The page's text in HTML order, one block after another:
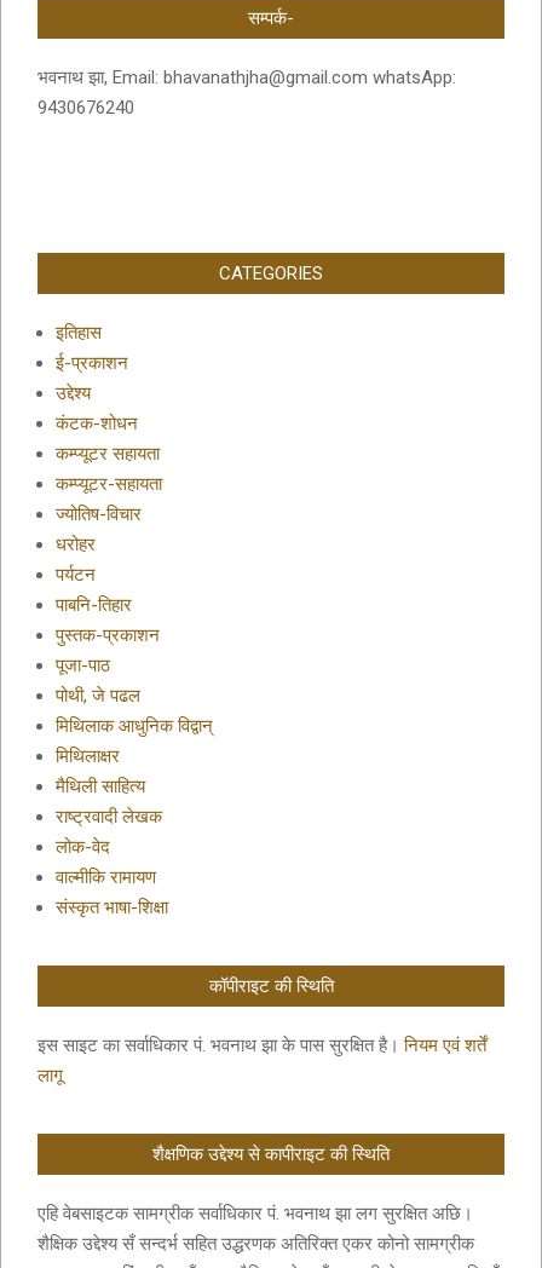
सम्पर्क-
भवनाथ झा, Email: bhavanathjha@gmail.com whatsApp:
9430676240
CATEGORIES
इतिहास
ई-प्रकाशन
उद्देश्य
कंटक-शोधन
कम्प्यूटर सहायता
कम्प्यूटर-सहायता
ज्योतिष-विचार
धरोहर
पर्यटन
पाबनि-तिहार
पुस्तक-प्रकाशन
पूजा-पाठ
पोथी, जे पढल
मिथिलाक आधुनिक विद्वान्
मिथिलाक्षर
मैथिली साहित्य
राष्ट्रवादी लेखक
लोक-वेद
वाल्मीकि रामायण
संस्कृत भाषा-शिक्षा
कॉपीराइट की स्थिति
इस साइट का सर्वाधिकार पं. भवनाथ झा के पास सुरक्षित है।नियम एवं शर्तें
लागू
शैक्षणिक उद्देश्य से कापीराइट की स्थिति
एहि वेबसाइटक सामग्रीक सर्वाधिकार पं. भवनाथ झा लग सुरक्षित अछि।
शैक्षिक उद्देश्य सँ सन्दर्भ सहित उद्धरणक अतिरिक्त एकर कोनो सामग्रीक